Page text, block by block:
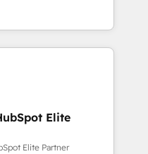
consultancy,
technology to help
HubSpot platform
your current HubSpot
Elite
Elite Partner